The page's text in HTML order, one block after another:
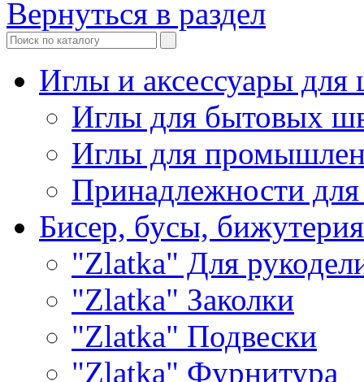
Вернуться в раздел
Иглы и аксессуары
Иглы для бытовых
Иглы для
Принадлежности
Бисер, бусы, бижутерия
"Zlatka" Для
"Zlatka" Заколки
"Zlatka" Подвески
"Zlatka" Фурнитура